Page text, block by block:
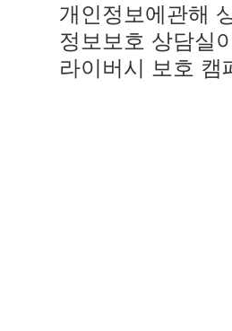
개인정보에관해
정보보호 상담실
라이버시 보호 캠